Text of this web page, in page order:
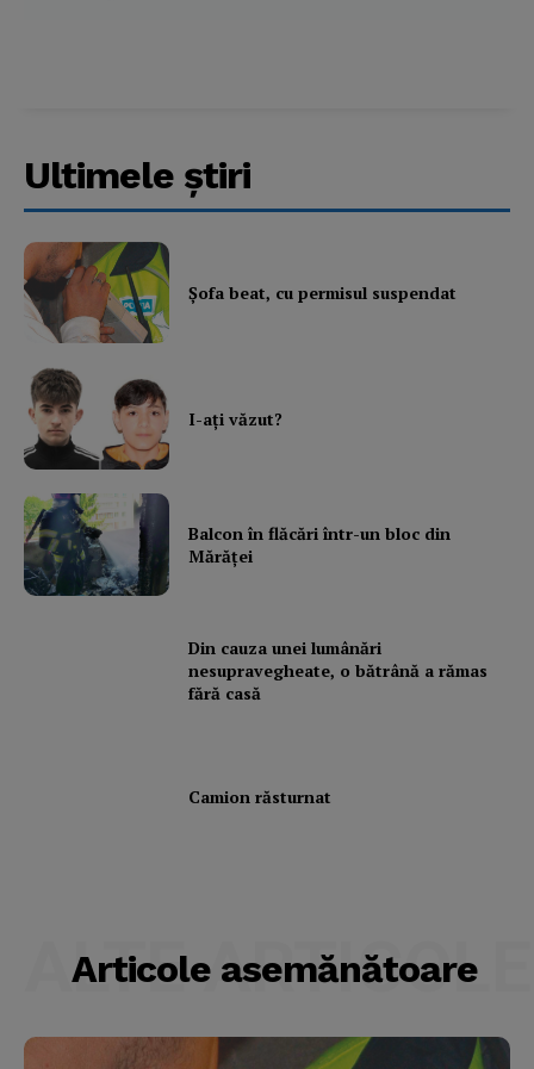
Ultimele ştiri
Şofa beat, cu permisul suspendat
I-aţi văzut?
Balcon în flăcări într-un bloc din
Mărăţei
Din cauza unei lumânări
nesupravegheate, o bătrână a rămas
fără casă
Camion răsturnat
Articole asemănătoare
ALTE ARTICOLE